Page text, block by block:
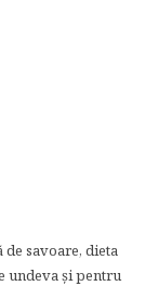
de savoare, dieta
undeva și pentru